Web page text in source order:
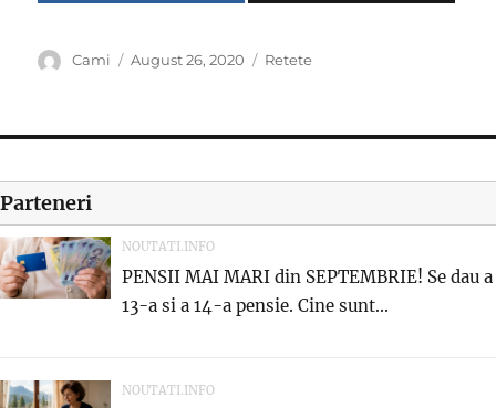
Author
Cami
Posted
August 26, 2020 Categories
Retete
Parteneri
NOUTATI.INFO
PENSII MAI MARI din SEPTEMBRIE! Se dau a
13-a si a 14-a pensie. Cine sunt...
NOUTATI.INFO